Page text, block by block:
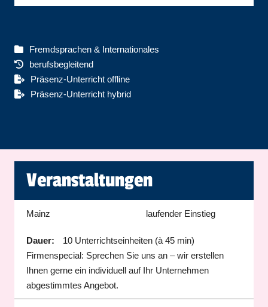
Fremdsprachen & Internationales
berufsbegleitend
Präsenz-Unterricht offline
Präsenz-Unterricht hybrid
Veranstaltungen
Mainz laufender Einstieg
Dauer:
10 Unterrichtseinheiten (à 45 min)
Firmenspecial: Sprechen Sie uns an – wir erstellen
Ihnen gerne ein individuell auf Ihr Unternehmen
abgestimmtes Angebot.